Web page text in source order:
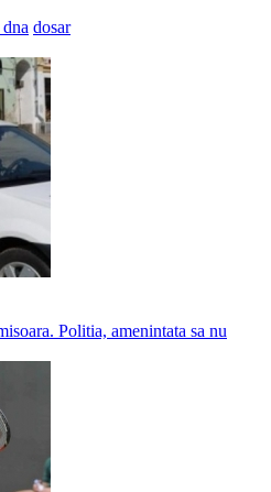
dosar
Politia, amenintata sa nu